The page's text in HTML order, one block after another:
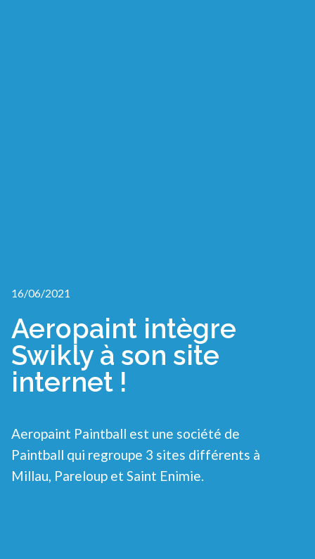
16/06/2021
Aeropaint intègre
Swikly à son site
internet !
Aeropaint Paintball est une société de
Paintball qui regroupe 3 sites différents à
Millau, Pareloup et Saint Enimie.